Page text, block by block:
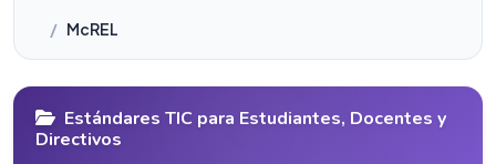
McREL
Estándares TIC para Estudiantes, Docentes y
Directivos